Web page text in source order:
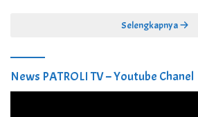
Selengkapnya
News PATROLI TV – Youtube Chanel